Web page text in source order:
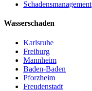
Schadensmanagement
Wasserschaden
Karlsruhe
Freiburg
Mannheim
Baden-Baden
Pforzheim
Freudenstadt